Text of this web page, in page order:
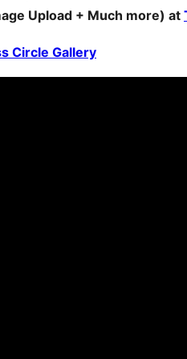
Upload + Much more) at
Circle Gallery